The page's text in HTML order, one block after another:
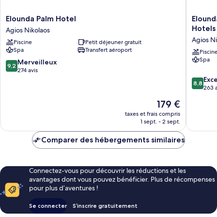
Elounda
Palm
Hotel
Agios
Nikolaos
Elounda Palm Hotel
Agios Nikolaos
Piscine
Petit déjeuner gratuit
Spa
Transfert aéroport
9.2
sur
9,2 Merveilleux
274 avis
Le
nouveau
prix
de
179 €
taxes et frais compris
1 sept. - 2 sept.
Elounda
Bay
a
of
Leading
Hotels
Nikolaos
Agios
Spa
8.8
sur
8,8
263
Comparer des hébergements similaires
Connectez-vous pour découvrir les réductions et les
avantages dont vous pouvez bénéficier. Plus de récompenses
pour plus d’aventures !
Se connecter S’inscrire gratuitement